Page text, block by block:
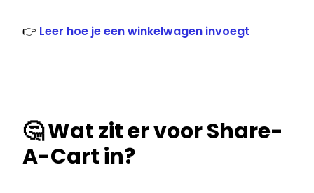
👉 Leer hoe je een winkelwagen invoegt
🤔 Wat zit er voor Share-
A-Cart in?